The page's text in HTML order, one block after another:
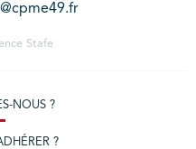
Stafe
NOUS ?
?